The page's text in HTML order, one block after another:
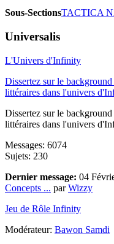
Sous-SectionsTACTICA
Universalis
L'Univers d'Infinity
Dissertez sur le
littéraires dans l'univers
Dissertez sur le
littéraires dans l'univers
Messages: 6074
Sujets: 230
Dernier message: 04
Concepts ... parWizzy
Jeu de Rôle Infinity
Modérateur: Bawon Samdi